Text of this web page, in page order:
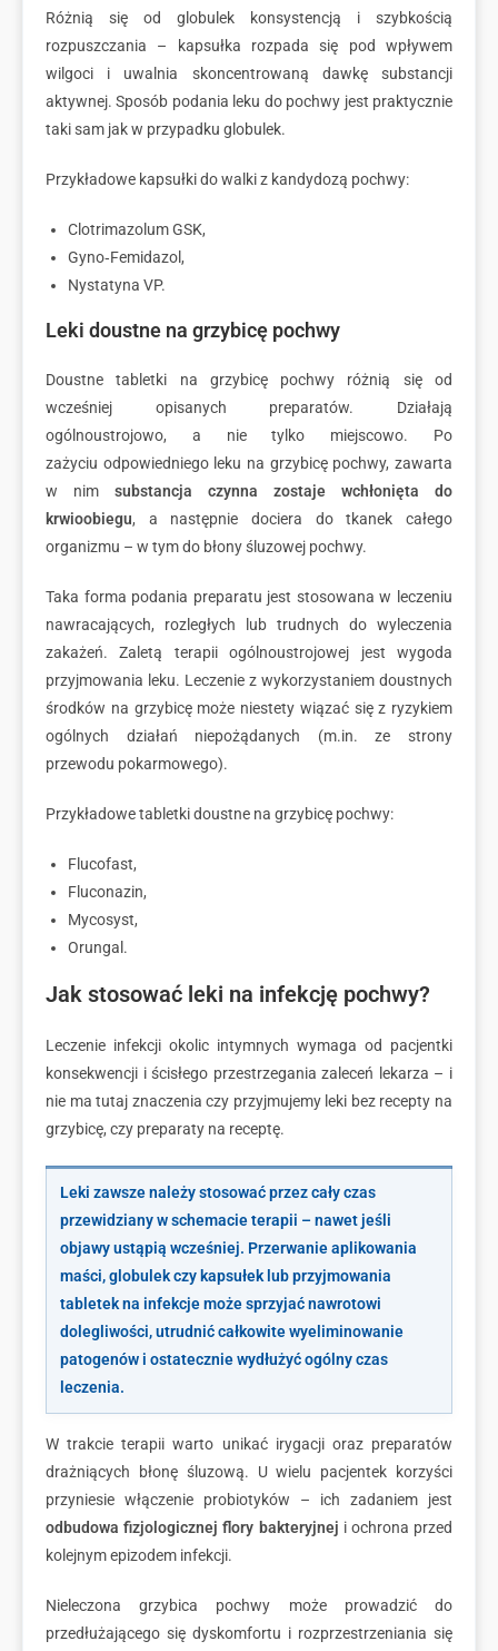
Różnią się od globulek konsystencją i szybkością
rozpuszczania – kapsułka rozpada się pod wpływem
wilgoci i uwalnia skoncentrowaną dawkę substancji
aktywnej. Sposób podania leku do pochwy jest praktycznie
taki sam jak w przypadku globulek.
Przykładowe kapsułki do walki z kandydozą pochwy:
Clotrimazolum GSK,
Gyno‑Femidazol,
Nystatyna VP.
Leki doustne na grzybicę pochwy
Doustne tabletki na grzybicę pochwy różnią się od
wcześniej opisanych preparatów. Działają
ogólnoustrojowo, a nie tylko miejscowo. Po
zażyciu odpowiedniego leku na grzybicę pochwy, zawarta
w nim substancja czynna zostaje wchłonięta do
krwioobiegu, a następnie dociera do tkanek całego
organizmu – w tym do błony śluzowej pochwy.
Taka forma podania preparatu jest stosowana w leczeniu
nawracających, rozległych lub trudnych do wyleczenia
zakażeń. Zaletą terapii ogólnoustrojowej jest wygoda
przyjmowania leku. Leczenie z wykorzystaniem doustnych
środków na grzybicę może niestety wiązać się z ryzykiem
ogólnych działań niepożądanych (m.in. ze strony
przewodu pokarmowego).
Przykładowe tabletki doustne na grzybicę pochwy:
Flucofast,
Fluconazin,
Mycosyst,
Orungal.
Jak stosować leki na infekcję pochwy?
Leczenie infekcji okolic intymnych wymaga od pacjentki
konsekwencji i ścisłego przestrzegania zaleceń lekarza – i
nie ma tutaj znaczenia czy przyjmujemy leki bez recepty na
grzybicę, czy preparaty na receptę.
Leki zawsze należy stosować przez cały czas
przewidziany w schemacie terapii – nawet jeśli
objawy ustąpią wcześniej. Przerwanie aplikowania
maści, globulek czy kapsułek lub przyjmowania
tabletek na infekcje może sprzyjaćnawrotowi
dolegliwości, utrudnić całkowite wyeliminowanie
patogenów i ostatecznie wydłużyć ogólny czas
leczenia.
W trakcie terapii warto unikać irygacji oraz preparatów
drażniących błonę śluzową. U wielu pacjentek korzyści
przyniesie włączenie probiotyków – ich zadaniem jest
odbudowa fizjologicznej flory bakteryjnej i ochrona przed
kolejnym epizodem infekcji.
Nieleczona grzybica pochwy może prowadzić do
przedłużającego się dyskomfortu i rozprzestrzeniania się